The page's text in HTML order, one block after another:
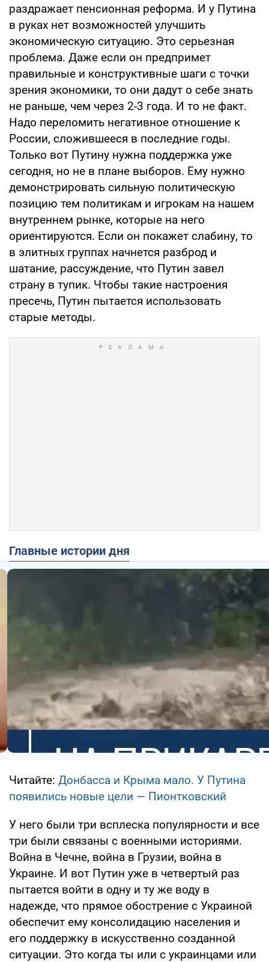
раздражает пенсионная реформа. И у Путина
в руках нет возможностей улучшить
экономическую ситуацию. Это серьезная
проблема. Даже если он предпримет
правильные и конструктивные шаги с точки
зрения экономики, то они дадут о себе знать
не раньше, чем через 2-3 года. И то не факт.
Надо переломить негативное отношение к
России, сложившееся в последние годы.
Только вот Путину нужна поддержка уже
сегодня, но не в плане выборов. Ему нужно
демонстрировать сильную политическую
позицию тем политикам и игрокам на нашем
внутреннем рынке, которые на него
ориентируются. Если он покажет слабину, то
в элитных группах начнется разброд и
шатание, рассуждение, что Путин завел
страну в тупик. Чтобы такие настроения
пресечь, Путин пытается использовать
старые методы.
Главные истории дня
Читайте: Донбасса и Крыма мало. У Путина
появились новые цели — Пионтковский
У него были три всплеска популярности и все
три были связаны с военными историями.
Война в Чечне, война в Грузии, война в
Украине. И вот Путин уже в четвертый раз
пытается войти в одну и ту же воду в
надежде, что прямое обострение с Украиной
обеспечит ему консолидацию населения и
его поддержку в искусственно созданной
ситуации. Это когда ты или с украинцами или